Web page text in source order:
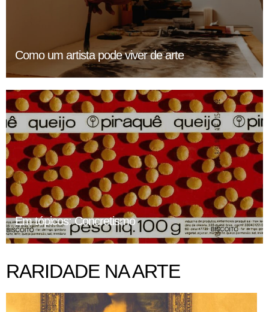
Como um artista pode viver de arte
Em tópicos: Concretismo
RARIDADE NA ARTE